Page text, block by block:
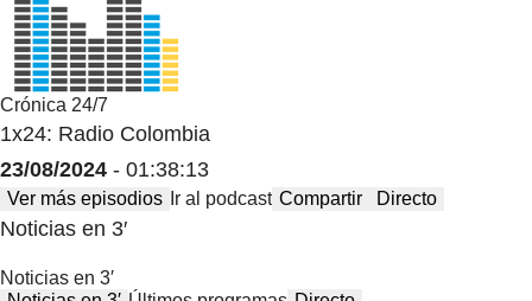
Crónica 24/7
1x24: Radio Colombia
23/08/2024 - 01:38:13
Ver más episodios Ir al podcast Compartir Directo
Noticias en 3′
Noticias en 3′